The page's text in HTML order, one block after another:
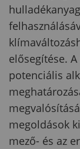
elősegítése.
potenciális
megoldások
mező- és az